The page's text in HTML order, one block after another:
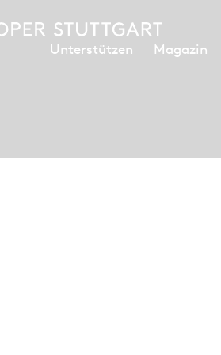
Unterstützen Magazin